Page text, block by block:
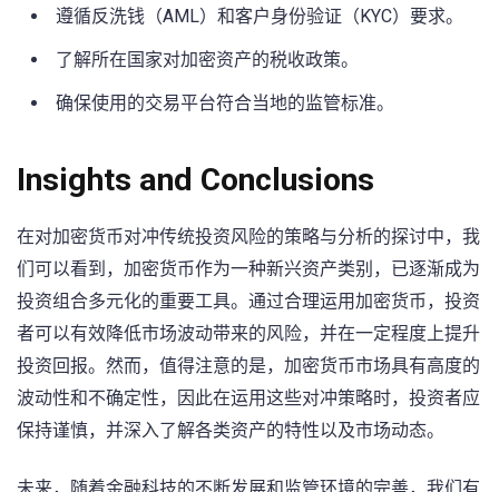
遵循反洗钱（AML）和客户身份验证（KYC）要求。
了解所在国家对加密资产的税收政策。
确保使用的交易平台符合当地的监管标准。
Insights and ⁣Conclusions
在对加密货币对冲传统投资风险的策略与分析的探讨中，我
们可以看到，加密货币作为一种新兴资产类别，已逐渐成为
投资组合多元化的重要工具。通过合理运用加密货币，投资
者可以有效降低市场波动带来的风险，并在一定程度上提升
投资回报。然而，值得注意的是，加密货币市场具有高度的
波动性和不确定性，因此在运用这些对冲策略时，投资者应
保持谨慎，并深入了解各类资产的特性以及市场动态。